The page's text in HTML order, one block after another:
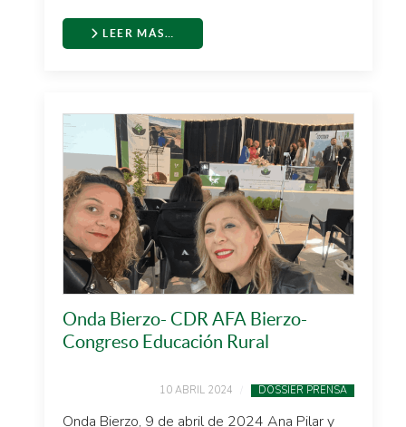
LEER MÁS…
Onda Bierzo- CDR AFA Bierzo-
Congreso Educación Rural
10 ABRIL 2024 DOSSIER PRENSA
Onda Bierzo, 9 de abril de 2024 Ana Pilar y